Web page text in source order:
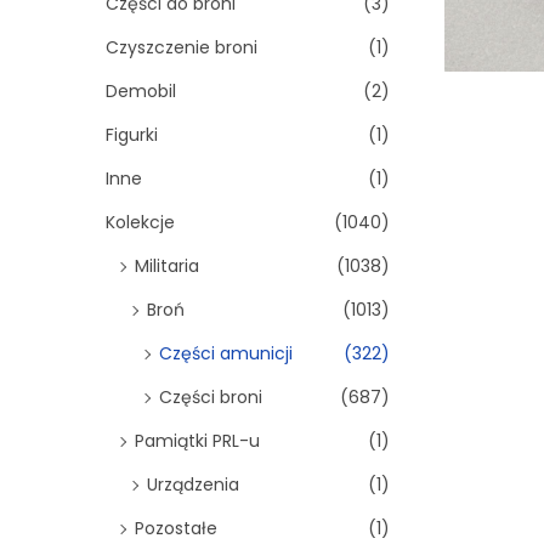
Czyszczenie broni
(1)
Demobil
(2)
Figurki
(1)
Inne
(1)
Kolekcje
(1040)
Militaria
(1038)
Broń
(1013)
Części amunicji
(322)
Części broni
(687)
Pamiątki PRL-u
(1)
Urządzenia
(1)
Pozostałe
(1)